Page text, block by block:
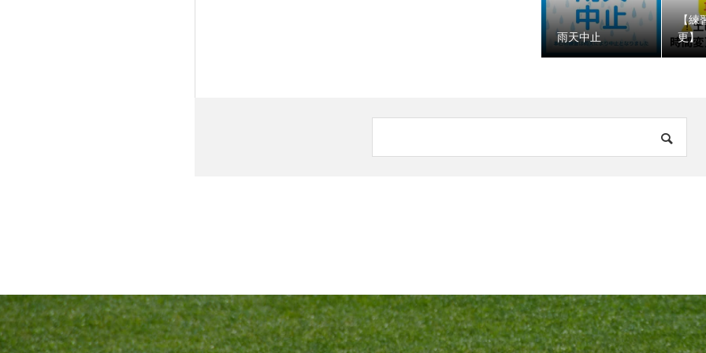
️雨天中止
【
更】